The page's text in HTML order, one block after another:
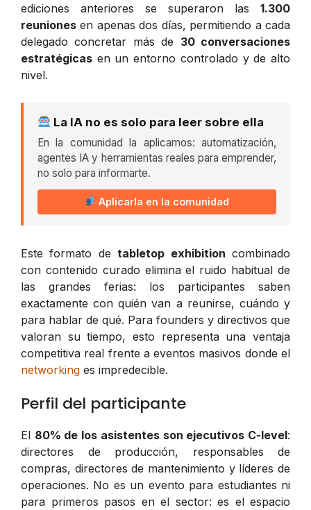
ediciones anteriores se superaron las 1.300
reuniones en apenas dos días, permitiendo a cada
delegado concretar más de 30 conversaciones
estratégicas en un entorno controlado y de alto
nivel.
La IA no es solo para leer sobre ella
En la comunidad la aplicamos: automatización,
agentes IA y herramientas reales para emprender,
no solo para informarte.
Aplicarla en la comunidad
Este formato detabletop exhibition combinado
con contenido curado elimina el ruido habitual de
las grandes ferias: los participantes saben
exactamente con quién van a reunirse, cuándo y
para hablar de qué. Para founders y directivos que
valoran su tiempo, esto representa una ventaja
competitiva real frente a eventos masivos donde el
networking es impredecible.
Perfil del participante
El 80% de los asistentes son ejecutivos C-level:
directores de producción, responsables de
compras, directores de mantenimiento y líderes de
operaciones. No es un evento para estudiantes ni
para primeros pasos en el sector: es el espacio